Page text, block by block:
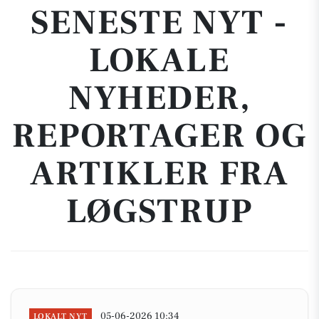
SENESTE NYT -
LOKALE
NYHEDER,
REPORTAGER OG
ARTIKLER FRA
LØGSTRUP
LOKALT NYT 05-06-2026 10:34